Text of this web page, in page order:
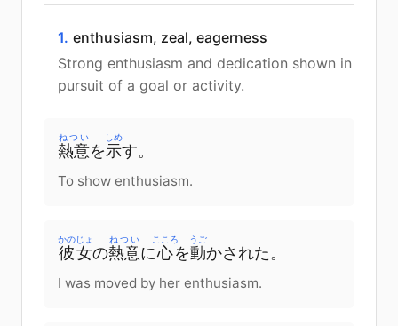
1. enthusiasm, zeal, eagerness
Strong enthusiasm and dedication shown in
pursuit of a goal or activity.
熱意
ねつい
を示
しめ
す。
To show enthusiasm.
彼女
かのじょ
の熱意
ねつい
に心
こころ
を動
うご
かされた 。
I was moved by her enthusiasm.